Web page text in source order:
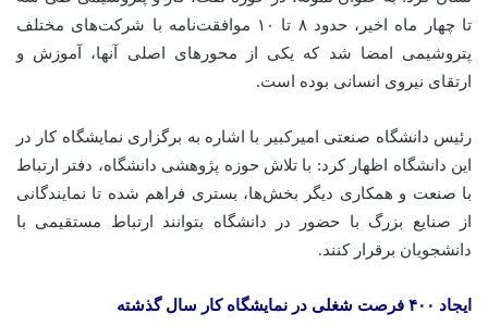
تا چهار ماه اخیر، حدود ۸ تا ۱۰ موافقت‌نامه با شرکت‌های مختلف
پتروشیمی امضا شد که یکی از محورهای اصلی آنها، آموزش و
ارتقای نیروی انسانی بوده است.
رئیس دانشگاه صنعتی امیرکبیر با اشاره به برگزاری نمایشگاه کار در
این دانشگاه اظهار کرد: با تلاش حوزه پژوهشی دانشگاه، دفتر ارتباط
با صنعت و همکاری دیگر بخش‌ها، بستری فراهم شده تا نمایندگانی
از صنایع بزرگ با حضور در دانشگاه بتوانند ارتباط مستقیمی با
دانشجویان برقرار کنند.
ایجاد ۴۰۰ فرصت شغلی در نمایشگاه کار سال گذشته